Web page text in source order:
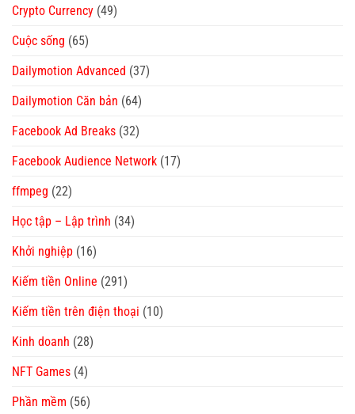
Crypto Currency (49)
Cuộc sống (65)
Dailymotion Advanced (37)
Dailymotion Căn bản (64)
Facebook Ad Breaks (32)
Facebook Audience Network (17)
ffmpeg (22)
Học tập – Lập trình (34)
Khởi nghiệp (16)
Kiếm tiền Online (291)
Kiếm tiền trên điện thoại (10)
Kinh doanh (28)
NFT Games (4)
Phần mềm (56)